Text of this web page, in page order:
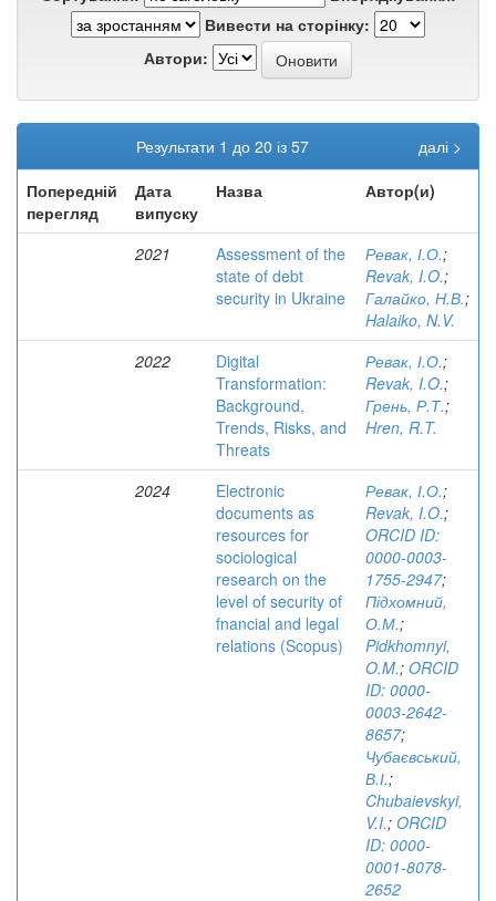
Вивести на сторінку:
Автори:
Результати 1 до 20 із 57
далі >
Попередній
перегляд
Дата
випуску
Назва Автор(и)
2021
Assessment of the
state of debt
security in Ukraine
Ревак, І.О.;
Revak, I.O.;
Галайко, Н.В.;
Halaiko, N.V.
2022
Digital
Transformation:
Background,
Trends, Risks, and
Threats
Ревак, І.О.;
Revak, I.O.;
Грень, Р.Т.;
Hren, R.T.
2024
Electronic
documents as
resources for
sociological
research on the
level of security of
fnancial and legal
relations (Scopus)
Ревак, І.О.;
Revak, I.O.;
ORCID ID:
0000-0003-
1755-2947;
Підхомний,
О.М.;
Pidkhomnyi,
O.M.; ORCID
ID: 0000-
0003-2642-
8657;
Чубаєвський,
В.І.;
Chubaievskyi,
V.I.; ORCID
ID: 0000-
0001-8078-
2652